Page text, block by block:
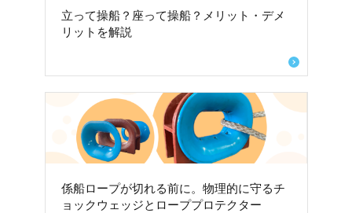
立って操船？座って操船？メリット・デメ
リットを解説
係船ロープが切れる前に。物理的に守るチ
ョックウェッジとローププロテクター